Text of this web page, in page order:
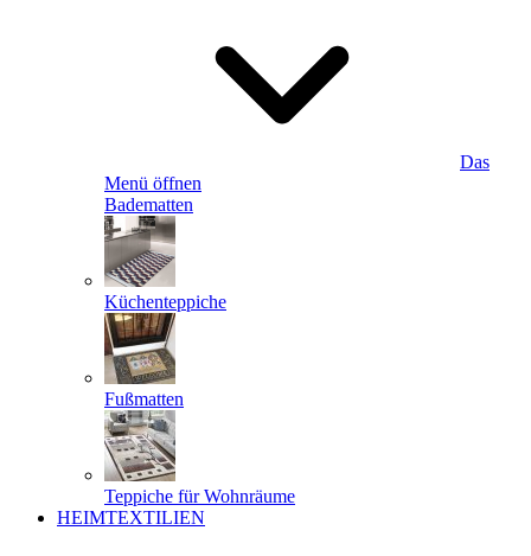
Das
Menü öffnen
Badematten
Küchenteppiche
Fußmatten
Teppiche für Wohnräume
HEIMTEXTILIEN